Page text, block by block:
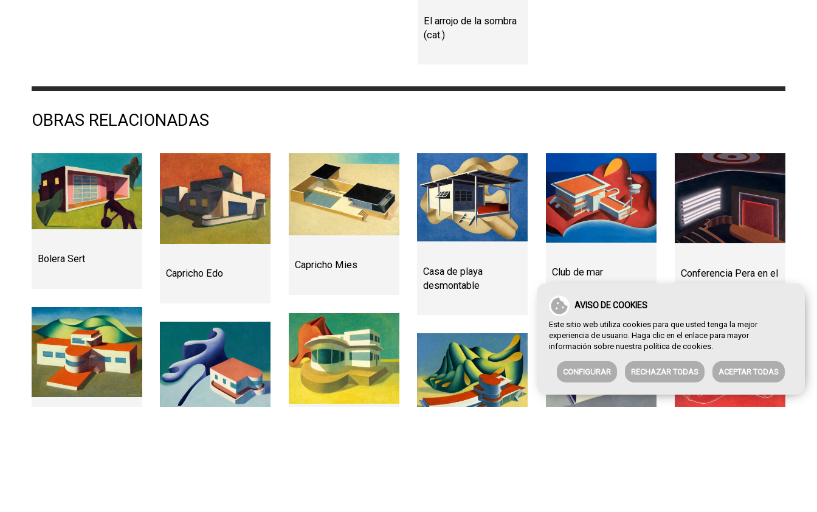
AVISO DE COOKIES
Este sitio web utiliza cookies para que usted tenga la mejor
experiencia de usuario. Haga clic en el enlace para mayor
información sobre nuestra política de cookies.
CONFIGURAR RECHAZAR TODAS ACEPTAR TODAS
El arrojo de la sombra
(cat.)
OBRAS RELACIONADAS
Bolera Sert
Capricho Edo
Capricho Mies
Casa de playa
desmontable
Club de mar
Conferencia Pera en el